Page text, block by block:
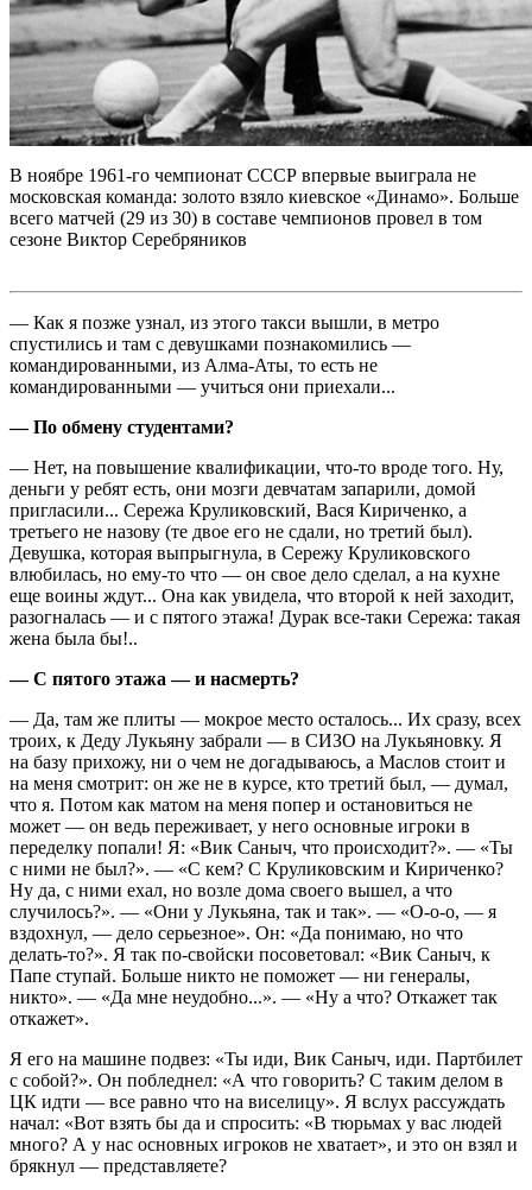
В ноябре 1961-го чемпионат СССР впервые выиграла не
московская команда: золото взяло киевское «Динамо». Больше
всего матчей (29 из 30) в составе чемпионов провел в том
сезоне Виктор Серебряников
— Как я позже узнал, из этого такси вышли, в метро
спустились и там с девушками познакомились —
командированными, из Алма-Аты, то есть не
командированными — учиться они приехали...
— По обмену студентами?
— Нет, на повышение квалификации, что-то вроде того. Ну,
деньги у ребят есть, они мозги девчатам запарили, домой
пригласили... Сережа Круликовский, Вася Кириченко, а
третьего не назову (те двое его не сдали, но третий был).
Девушка, которая выпрыгнула, в Сережу Круликовского
влюбилась, но ему-то что — он свое дело сделал, а на кухне
еще воины ждут... Она как увидела, что второй к ней заходит,
разогналась — и с пятого этажа! Дурак все-таки Сережа: такая
жена была бы!..
— С пятого этажа — и насмерть?
— Да, там же плиты — мокрое место осталось... Их сразу, всех
троих, к Деду Лукьяну забрали — в СИЗО на Лукьяновку. Я
на базу прихожу, ни о чем не догадываюсь, а Маслов стоит и
на меня смотрит: он же не в курсе, кто третий был, — думал,
что я. Потом как матом на меня попер и остановиться не
может — он ведь переживает, у него основные игроки в
переделку попали! Я: «Вик Саныч, что происходит?». — «Ты
с ними не был?». — «С кем? С Круликовским и Кириченко?
Ну да, с ними ехал, но возле дома своего вышел, а что
случилось?». — «Они у Лукьяна, так и так». — «О-о-о, — я
вздохнул, — дело серьезное». Он: «Да понимаю, но что
делать-то?». Я так по-свойски посоветовал: «Вик Саныч, к
Папе ступай. Больше никто не поможет — ни генералы,
никто». — «Да мне неудобно...». — «Ну а что? Откажет так
откажет».
Я его на машине подвез: «Ты иди, Вик Саныч, иди. Партбилет
с собой?». Он побледнел: «А что говорить? С таким делом в
ЦК идти — все равно что на виселицу». Я вслух рассуждать
начал: «Вот взять бы да и спросить: «В тюрьмах у вас людей
много? А у нас основных игроков не хватает», и это он взял и
брякнул — представляете?